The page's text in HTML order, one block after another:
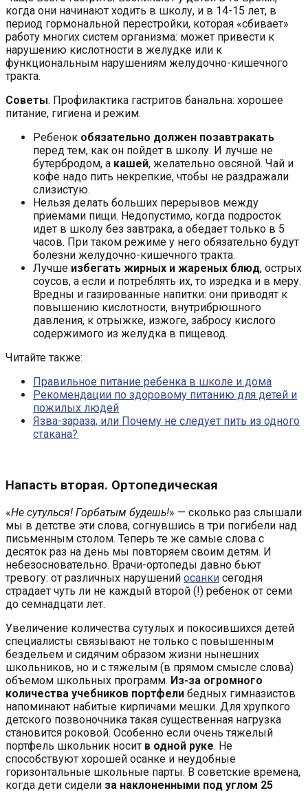
когда они начинают ходить в школу, и в 14-15 лет, в
период гормональной перестройки, которая «сбивает»
работу многих систем организма: может привести к
нарушению кислотности в желудке или к
функциональным нарушениям желудочно-кишечного
тракта.
Советы. Профилактика гастритов банальна: хорошее
питание, гигиена и режим.
Ребенок обязательно должен позавтракать
перед тем, как он пойдет в школу. И лучше не
бутербродом, а кашей, желательно овсяной. Чай и
кофе надо пить некрепкие, чтобы не раздражали
слизистую.
Нельзя делать больших перерывов между
приемами пищи. Недопустимо, когда подросток
идет в школу без завтрака, а обедает только в 5
часов. При таком режиме у него обязательно будут
болезни желудочно-кишечного тракта.
Лучше избегать жирных и жареных блюд, острых
соусов, а если и потреблять их, то изредка и в меру.
Вредны и газированные напитки: они приводят к
повышению кислотности, внутрибрюшного
давления, к отрыжке, изжоге, забросу кислого
содержимого из желудка в пищевод.
Читайте также:
Правильное питание ребенка в школе и дома
Рекомендации по здоровому питанию для детей и
пожилых людей
Язва-зараза, или Почему не следует пить из одного
стакана?
Напасть вторая. Ортопедическая
«Не сутулься! Горбатым будешь!» — сколько раз слышали
мы в детстве эти слова, согнувшись в три погибели над
письменным столом. Теперь те же самые слова с
десяток раз на день мы повторяем своим детям. И
небезосновательно. Врачи-ортопеды давно бьют
тревогу: от различных нарушений осанки сегодня
страдает чуть ли не каждый второй (!) ребенок от семи
до семнадцати лет.
Увеличение количества сутулых и покосившихся детей
специалисты связывают не только с повышенным
бездельем и сидячим образом жизни нынешних
школьников, но и с тяжелым (в прямом смысле слова)
объемом школьных программ. Из-за огромного
количества учебников портфели бедных гимназистов
напоминают набитые кирпичами мешки. Для хрупкого
детского позвоночника такая существенная нагрузка
становится роковой. Особенно если очень тяжелый
портфель школьник носит в одной руке. Не
способствуют хорошей осанке и неудобные
горизонтальные школьные парты. В советские времена,
когда дети сидели за наклоненными под углом 25